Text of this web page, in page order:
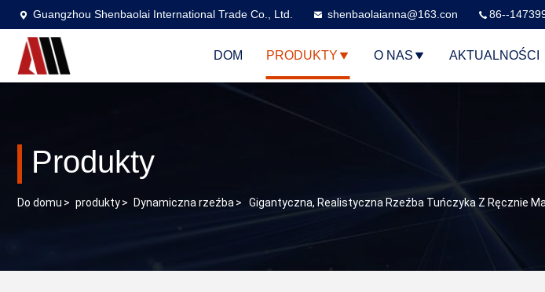
Guangzhou Shenbaolai International Trade Co., Ltd. shenbaolaianna@163.con 86--
DOM PRODUKTY O NAS AKTUALNOŚCI
Produkty
Do domu > produkty> Dynamiczna rzeźba> Gigantyczna, Realistyczna Rzeźba Tuńczyka Z Ręcznie